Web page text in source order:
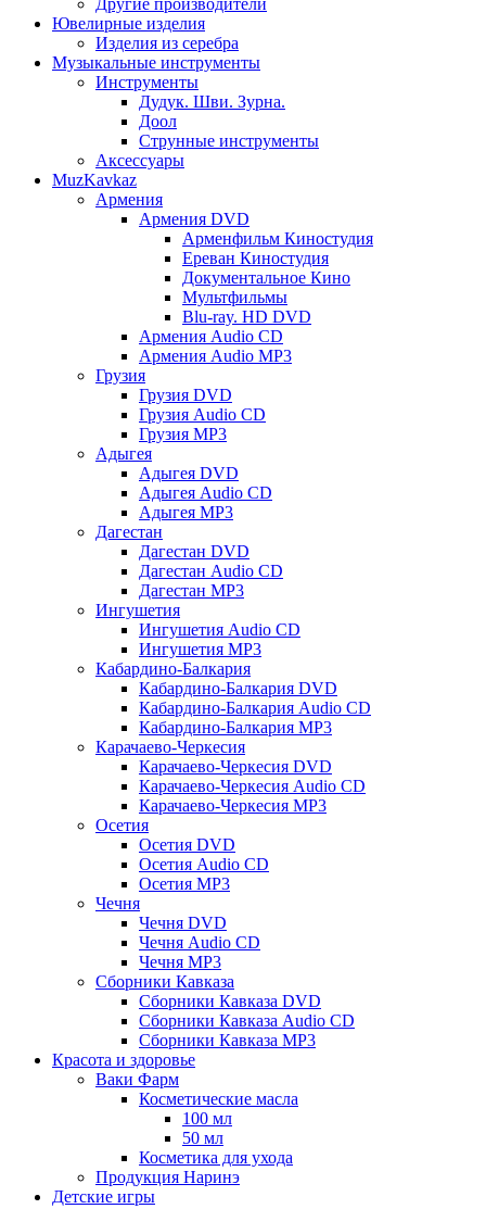
Другие производители
Ювелирные изделия
Изделия из серебра
Музыкальные инструменты
Инструменты
Дудук. Шви. Зурна.
Доол
Струнные инструменты
Аксессуары
MuzKavkaz
Армения
Армения DVD
Арменфильм Киностудия
Ереван Киностудия
Документальное Кино
Мультфильмы
Blu-ray. HD DVD
Армения Audio CD
Армения Audio MP3
Грузия
Грузия DVD
Грузия Audio CD
Грузия MP3
Адыгея
Адыгея DVD
Адыгея Audio CD
Адыгея MP3
Дагестан
Дагестан DVD
Дагестан Audio CD
Дагестан MP3
Ингушетия
Ингушетия Audio CD
Ингушетия MP3
Кабардино-Балкария
Кабардино-Балкария DVD
Кабардино-Балкария Audio CD
Кабардино-Балкария MP3
Карачаево-Черкесия
Карачаево-Черкесия DVD
Карачаево-Черкесия Audio CD
Карачаево-Черкесия MP3
Осетия
Осетия DVD
Осетия Audio CD
Осетия MP3
Чечня
Чечня DVD
Чечня Audio CD
Чечня MP3
Сборники Кавказа
Сборники Кавказа DVD
Сборники Кавказа Audio CD
Сборники Кавказа MP3
Красота и здоровье
Ваки Фарм
Косметические масла
100 мл
50 мл
Косметика для ухода
Продукция Наринэ
Детские игры